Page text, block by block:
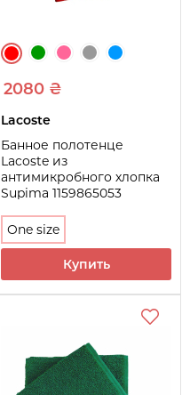
2080 ₴
Lacoste
Банное полотенце
Lacoste из
антимикробного хлопка
Supima 1159865053
One size
Купить